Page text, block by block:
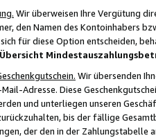
Wir überweisen Ihre Vergütung
den Namen des Kontoinhabers
für diese Option entscheiden,
Übersicht
Wir übersenden
Adresse. Diese
und unterliegen unseren
bis der fällige
der den in der